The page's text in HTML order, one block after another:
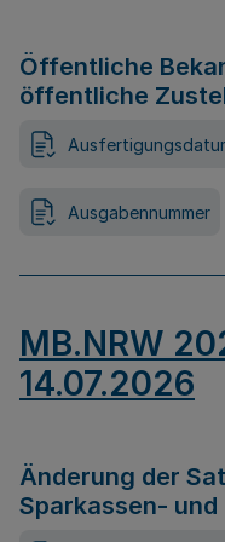
Öffentliche
öffentliche
Ausgabennummer
MB.NRW
14.07.2026
Änderung der
Sparkassen-